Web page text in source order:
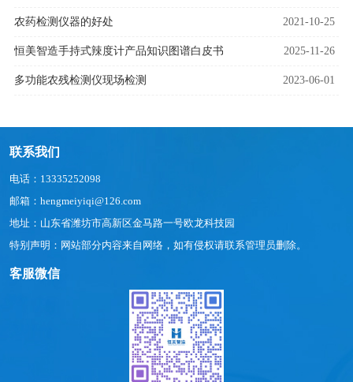
农药检测仪器的好处 2021-10-25
恒美智造手持式辣度计产品知识图谱白皮书 2025-11-26
多功能农残检测仪现场检测 2023-06-01
联系我们
电话：13335252098
邮箱：hengmeiyiqi@126.com
地址：山东省潍坊市高新区金马路一号欧龙科技园
特别声明：网站部分内容来自网络，如有侵权请联系管理员删除。
客服微信